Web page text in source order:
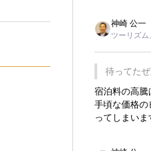
す。そのよ
トが行われれ
楽しみが増
神崎 公一
ツーリズム
待ってた
気
宿泊料の高騰
手頃な価格の
ってしまい
行をした時